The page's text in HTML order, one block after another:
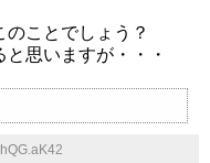
ことでしょう？
思いますが・・・